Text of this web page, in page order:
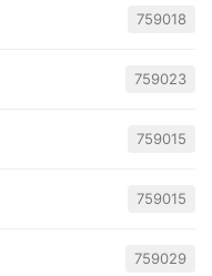
759018
759023
759015
759015
759029